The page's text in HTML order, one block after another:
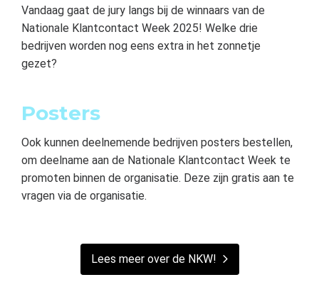
Vandaag gaat de jury langs bij de winnaars van de
Nationale Klantcontact Week 2025! Welke drie
bedrijven worden nog eens extra in het zonnetje
gezet?
Posters
Ook kunnen deelnemende bedrijven posters bestellen,
om deelname aan de Nationale Klantcontact Week te
promoten binnen de organisatie. Deze zijn gratis aan te
vragen via de organisatie.
Lees meer over de NKW!